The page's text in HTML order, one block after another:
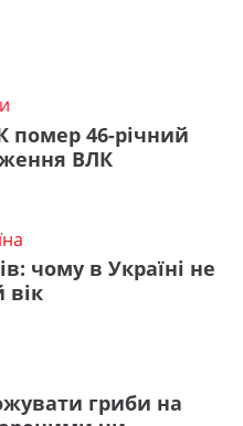
помер 46-річний
ВЛК
чому в Україні не
гриби на